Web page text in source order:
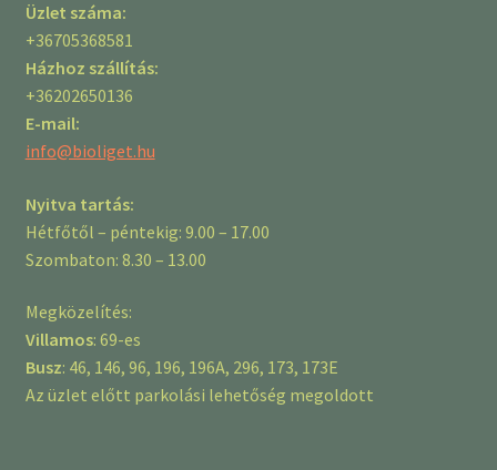
Üzlet száma:
+36705368581
Házhoz szállítás:
+36202650136
E-mail:
info@bioliget.hu
Nyitva tartás:
Hétfőtől – péntekig: 9.00 – 17.00
Szombaton: 8.30 – 13.00
Megközelítés:
Villamos: 69-es
Busz: 46, 146, 96, 196, 196A, 296, 173, 173E
Az üzlet előtt parkolási lehetőség megoldott